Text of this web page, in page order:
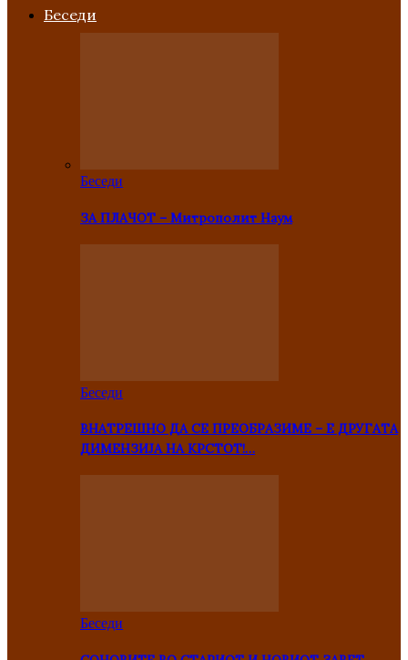
Беседи
Беседи
ЗА ПЛАЧОТ – Митрополит Наум
Беседи
ВНАТРЕШНО ДА СЕ ПРЕОБРАЗИМЕ – Е ДРУГАТА
ДИМЕНЗИЈА НА КРСТОТ!…
Беседи